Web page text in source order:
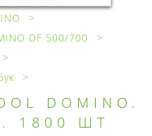
DF 500/700
DOMINO.
1800 ШТ